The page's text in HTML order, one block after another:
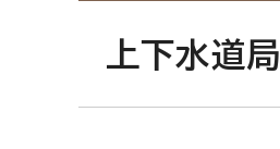
上下水道局